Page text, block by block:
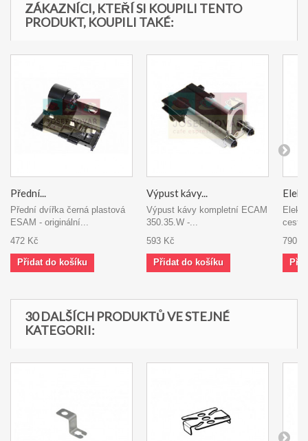
ZÁKAZNÍCI, KTEŘÍ SI KOUPILI TENTO
PRODUKT, KOUPILI TAKÉ:
Přední...
Přední dvířka černá plastová
ESAM - originální...
472 Kč
Přidat do košíku
Výpust kávy...
Výpust kávy kompletní ECAM
350.35.W -...
593 Kč
Přidat do košíku
790
30 DALŠÍCH PRODUKTŮ VE STEJNÉ
KATEGORII: